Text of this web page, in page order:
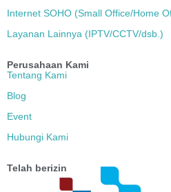
Internet SOHO (Small Office/Home
Layanan Lainnya (IPTV/CCTV/dsb.)
Perusahaan Kami
Tentang Kami
Blog
Event
Hubungi Kami
Telah berizin